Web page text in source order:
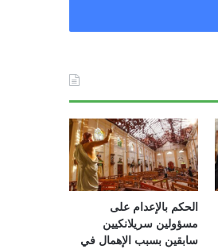
الحكم بالإعدام على
مسؤولين سريلانكيين
سابقين بسبب الإهمال في